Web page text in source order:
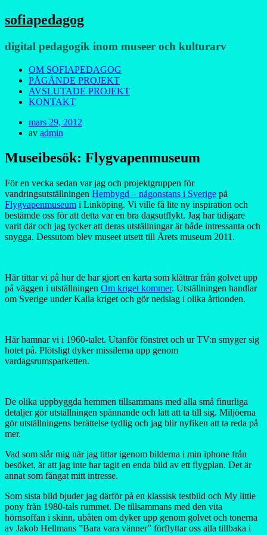
sofiapedagog
digital pedagogik inom museer och kulturarv
Meny
Hoppa
innehåll
OM SOFIAPEDAGOG
PÅGÅNDE PROJEKT
AVSLUTADE PROJEKT
KONTAKT
Publicerad
den
mars 29, 2012
av admin
Museibesök: Flygvapenmuseum
För en vecka sedan var jag och projektgruppen för
vandringsutställningen Hembygd – någonstans i Sverige på
Flygvapenmuseum i Linköping. Vi ville få lite ny inspiration och
bestämde oss för att detta var en bra dagsutflykt. Jag har tidigare
varit där och jag tycker att deras utställningar är både intressanta och
snygga. Dessutom blev museet utsett till Årets museum 2011.
Här tittar vi på hur de har gjort en karta som klättrar från golvet upp
på väggen i utställningen Om kriget kommer. Utställningen handlar
om Sverige under Kalla kriget och gör nedslag i olika årtionden.
Här hamnar vi i 1960-talet. Utanför fönstret och ur TV:n smyger sig
hotet på. Plötsligt dyker missilerna upp genom
vardagsrumsparketten.
De olika uppbyggda hemmen tillsammans med alla små finurliga
detaljer gör utställningen spännande och lätt att ta till sig. Miljöerna
gör utställningens berättelse tydlig och jag blir nyfiken att ta reda på
mer.
Vad som slår mig när jag tittar igenom bilderna i min iphone från
besöket, är att jag inte har tagit en enda bild av ett flygplan. Det är
annat som fångat mitt intresse.
Som sista bild bjuder jag därför på en klassisk testbild och My little
pony från 1980-tals rummet. De tillsammans med den vita
hörnsoffan i skinn, ubåten om dyker upp genom golvet och tonerna
av Jakob Hellmans ”Bara vara vänner” förflyttar oss alla tillbaka i